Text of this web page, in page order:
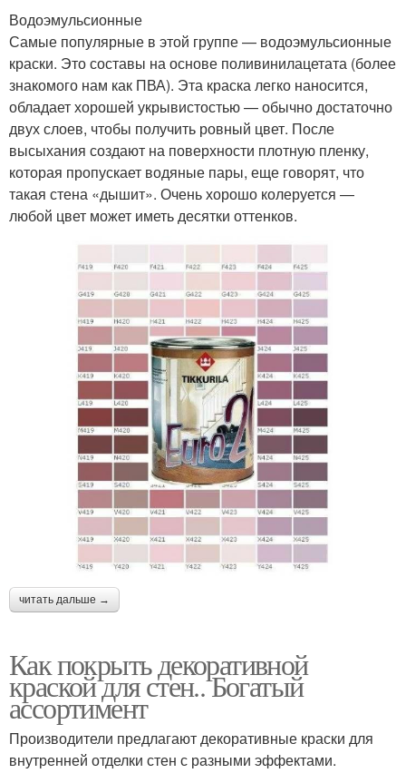
Водоэмульсионные
Самые популярные в этой группе — водоэмульсионные
краски. Это составы на основе поливинилацетата (более
знакомого нам как ПВА). Эта краска легко наносится,
обладает хорошей укрывистостью — обычно достаточно
двух слоев, чтобы получить ровный цвет. После
высыхания создают на поверхности плотную пленку,
которая пропускает водяные пары, еще говорят, что
такая стена «дышит». Очень хорошо колеруется —
любой цвет может иметь десятки оттенков.
читать дальше →
Как покрыть декоративной
краской для стен.. Богатый
ассортимент
Производители предлагают декоративные краски для
внутренней отделки стен с разными эффектами.